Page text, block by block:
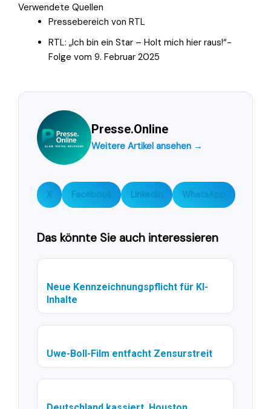
Verwendete Quellen
Pressebereich von RTL
RTL: „Ich bin ein Star – Holt mich hier raus!“-
Folge vom 9. Februar 2025
Presse.Online
Weitere Artikel ansehen →
X Facebook LinkedIn WhatsApp
Das könnte Sie auch interessieren
Neue Kennzeichnungspflicht für KI-
Inhalte
Uwe-Boll-Film entfacht Zensurstreit